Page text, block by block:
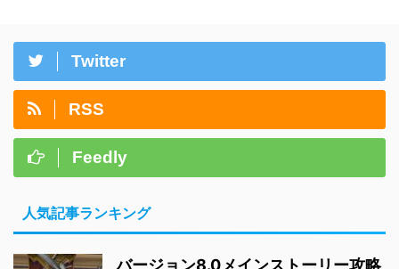
Twitter
RSS
Feedly
人気記事ランキング
バージョン8.0メインストーリー攻略